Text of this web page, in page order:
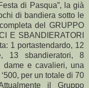
di Pasqua”, la già
di bandiera sotto le
del GRUPPO
E SBANDIERATORI
1 portastendardo, 12
13 sbandieratori, 8
e cavalieri, una
per un totale di 70
il Gruppo